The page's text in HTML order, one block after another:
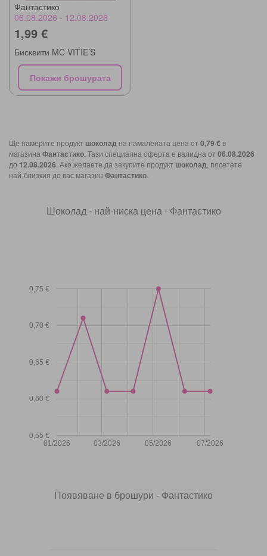
Фантастико
06.08.2026 - 12.08.2026
1,99 €
Бисквити MC VITIE’S
Покажи брошурата
Ще намерите продукт шоколад на намалената цена от 0,79 € в
магазина Фантастико . Тази специална оферта е валидна от 06.08.2026
до 12.08.2026 . Ако желаете да закупите продукт шоколад , посетете
най-близкия до вас магазин Фантастико
Шоколад - най-ниска цена - Фантастико
01/2026 03/2026 05/2026 07/2026
0,55 €
0,60 €
0,65 €
0,70 €
0,75 €
Появяване в брошури - Фантастико